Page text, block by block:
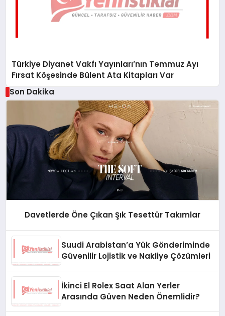
Türkiye Diyanet Vakfı Yayınları’nın Temmuz Ayı
Fırsat Köşesinde Bülent Ata Kitapları Var
Son Dakika
Davetlerde Öne Çıkan Şık Tesettür Takımlar
Suudi Arabistan’a Yük Gönderiminde
Güvenilir Lojistik ve Nakliye Çözümleri
İkinci El Rolex Saat Alan Yerler
Arasında Güven Neden Önemlidir?